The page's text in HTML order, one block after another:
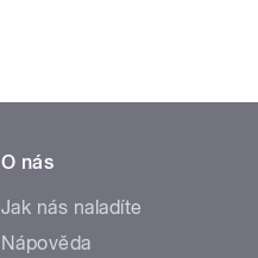
O nás
Jak nás naladíte
Nápověda